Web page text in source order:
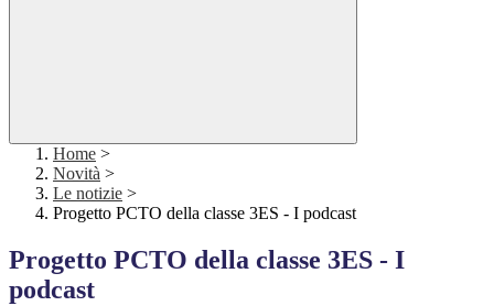
Home >
Novità >
Le notizie >
Progetto PCTO della classe 3ES - I podcast
Progetto PCTO della classe 3ES - I
podcast